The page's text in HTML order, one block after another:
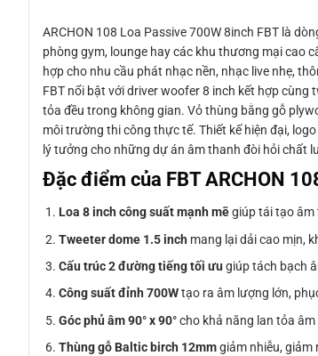
ARCHON 108 Loa Passive 700W 8inch FBT là
phòng gym, lounge hay các khu thương mại cao
hợp cho nhu cầu phát nhạc nền, nhạc live nhẹ,
FBT nổi bật với driver woofer 8 inch kết hợp
tỏa đều trong không gian. Vỏ thùng bằng gỗ
môi trường thi công thực tế. Thiết kế hiện đại,
lý tưởng cho những dự án âm thanh đòi hỏi chất
Đặc điểm của FBT ARCHON
Loa 8 inch công suất mạnh mẽgiúp tái tạo âm
Tweeter dome 1.5 inch mang lại dải cao mịn,
Cấu trúc 2 đường tiếng tối ưu giúp tách bạch
Công suất đỉnh 700Wtạo ra âm lượng lớn,
Góc phủ âm 90° x 90°cho khả năng lan tỏa
Thùng gỗ Baltic birch 12mmgiảm nhiễu, giảm